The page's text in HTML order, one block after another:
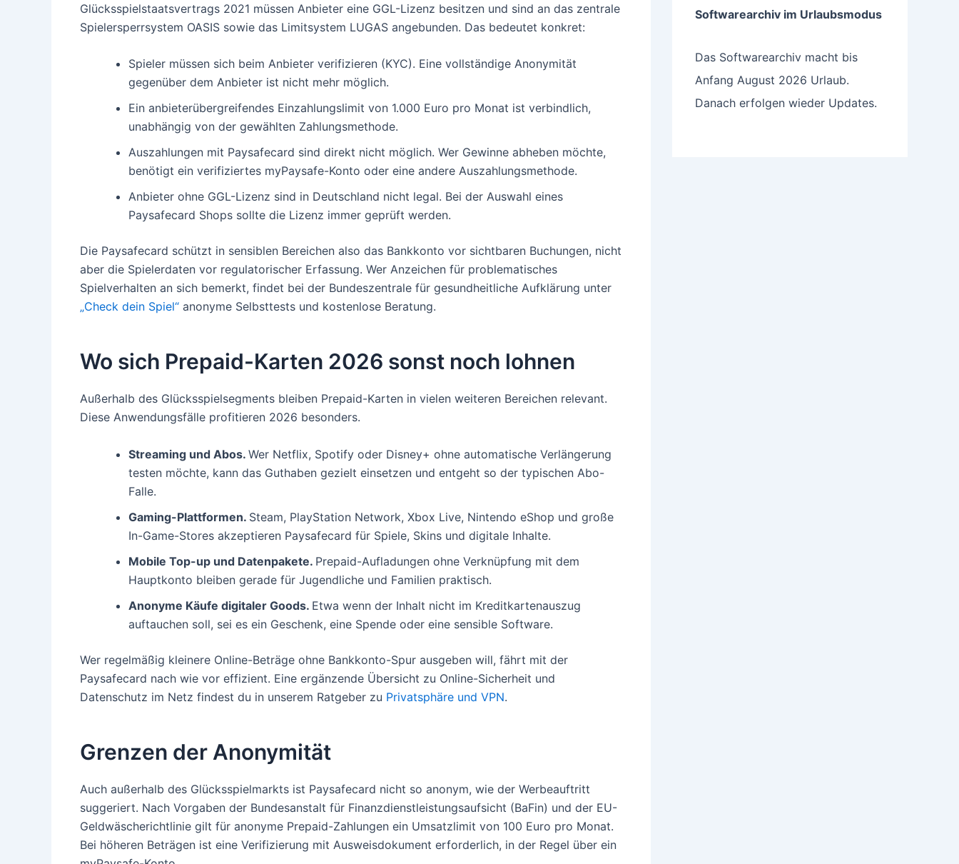
Glücksspielstaatsvertrags 2021 müssen Anbieter eine GGL-Lizenz besitzen und sind an das zentrale
Spielersperrsystem OASIS sowie das Limitsystem LUGAS angebunden. Das bedeutet konkret:
Spieler müssen sich beim Anbieter verifizieren (KYC). Eine vollständige Anonymität
gegenüber dem Anbieter ist nicht mehr möglich.
Ein anbieterübergreifendes Einzahlungslimit von 1.000 Euro pro Monat ist verbindlich,
unabhängig von der gewählten Zahlungsmethode.
Auszahlungen mit Paysafecard sind direkt nicht möglich. Wer Gewinne abheben möchte,
benötigt ein verifiziertes myPaysafe-Konto oder eine andere Auszahlungsmethode.
Anbieter ohne GGL-Lizenz sind in Deutschland nicht legal. Bei der Auswahl eines
Paysafecard Shops sollte die Lizenz immer geprüft werden.
Die Paysafecard schützt in sensiblen Bereichen also das Bankkonto vor sichtbaren Buchungen, nicht
aber die Spielerdaten vor regulatorischer Erfassung. Wer Anzeichen für problematisches
Spielverhalten an sich bemerkt, findet bei der Bundeszentrale für gesundheitliche Aufklärung unter
„Check dein Spiel“ anonyme Selbsttests und kostenlose Beratung.
Wo sich Prepaid-Karten 2026 sonst noch lohnen
Außerhalb des Glücksspielsegments bleiben Prepaid-Karten in vielen weiteren Bereichen relevant.
Diese Anwendungsfälle profitieren 2026 besonders.
Streaming und Abos. Wer Netflix, Spotify oder Disney+ ohne automatische Verlängerung
testen möchte, kann das Guthaben gezielt einsetzen und entgeht so der typischen Abo-
Falle.
Gaming-Plattformen. Steam, PlayStation Network, Xbox Live, Nintendo eShop und große
In-Game-Stores akzeptieren Paysafecard für Spiele, Skins und digitale Inhalte.
Mobile Top-up und Datenpakete. Prepaid-Aufladungen ohne Verknüpfung mit dem
Hauptkonto bleiben gerade für Jugendliche und Familien praktisch.
Anonyme Käufe digitaler Goods. Etwa wenn der Inhalt nicht im Kreditkartenauszug
auftauchen soll, sei es ein Geschenk, eine Spende oder eine sensible Software.
Wer regelmäßig kleinere Online-Beträge ohne Bankkonto-Spur ausgeben will, fährt mit der
Paysafecard nach wie vor effizient. Eine ergänzende Übersicht zu Online-Sicherheit und
Datenschutz im Netz findest du in unserem Ratgeber zu Privatsphäre und VPN.
Grenzen der Anonymität
Auch außerhalb des Glücksspielmarkts ist Paysafecard nicht so anonym, wie der Werbeauftritt
suggeriert. Nach Vorgaben der Bundesanstalt für Finanzdienstleistungsaufsicht (BaFin) und der EU-
Geldwäscherichtlinie gilt für anonyme Prepaid-Zahlungen ein Umsatzlimit von 100 Euro pro Monat.
Bei höheren Beträgen ist eine Verifizierung mit Ausweisdokument erforderlich, in der Regel über ein
Softwarearchiv im Urlaubsmodus
Das Softwarearchiv macht bis
Anfang August 2026 Urlaub.
Danach erfolgen wieder Updates.